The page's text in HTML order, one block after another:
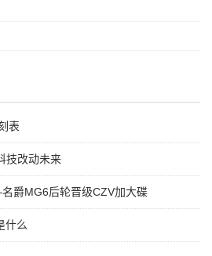
表
技改动未来
爵MG6后轮晋级CZV加大碟
什么